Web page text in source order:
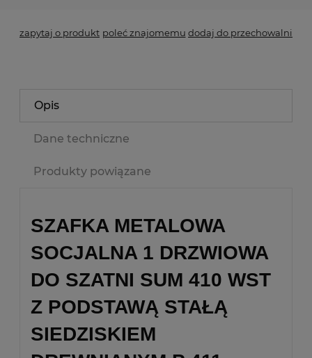
zapytaj o produkt poleć znajomemu dodaj do przechowalni
Opis
Dane techniczne
Produkty powiązane
SZAFKA METALOWA
SOCJALNA 1 DRZWIOWA
DO SZATNI SUM 410 WST
Z PODSTAWĄ STAŁĄ
SIEDZISKIEM